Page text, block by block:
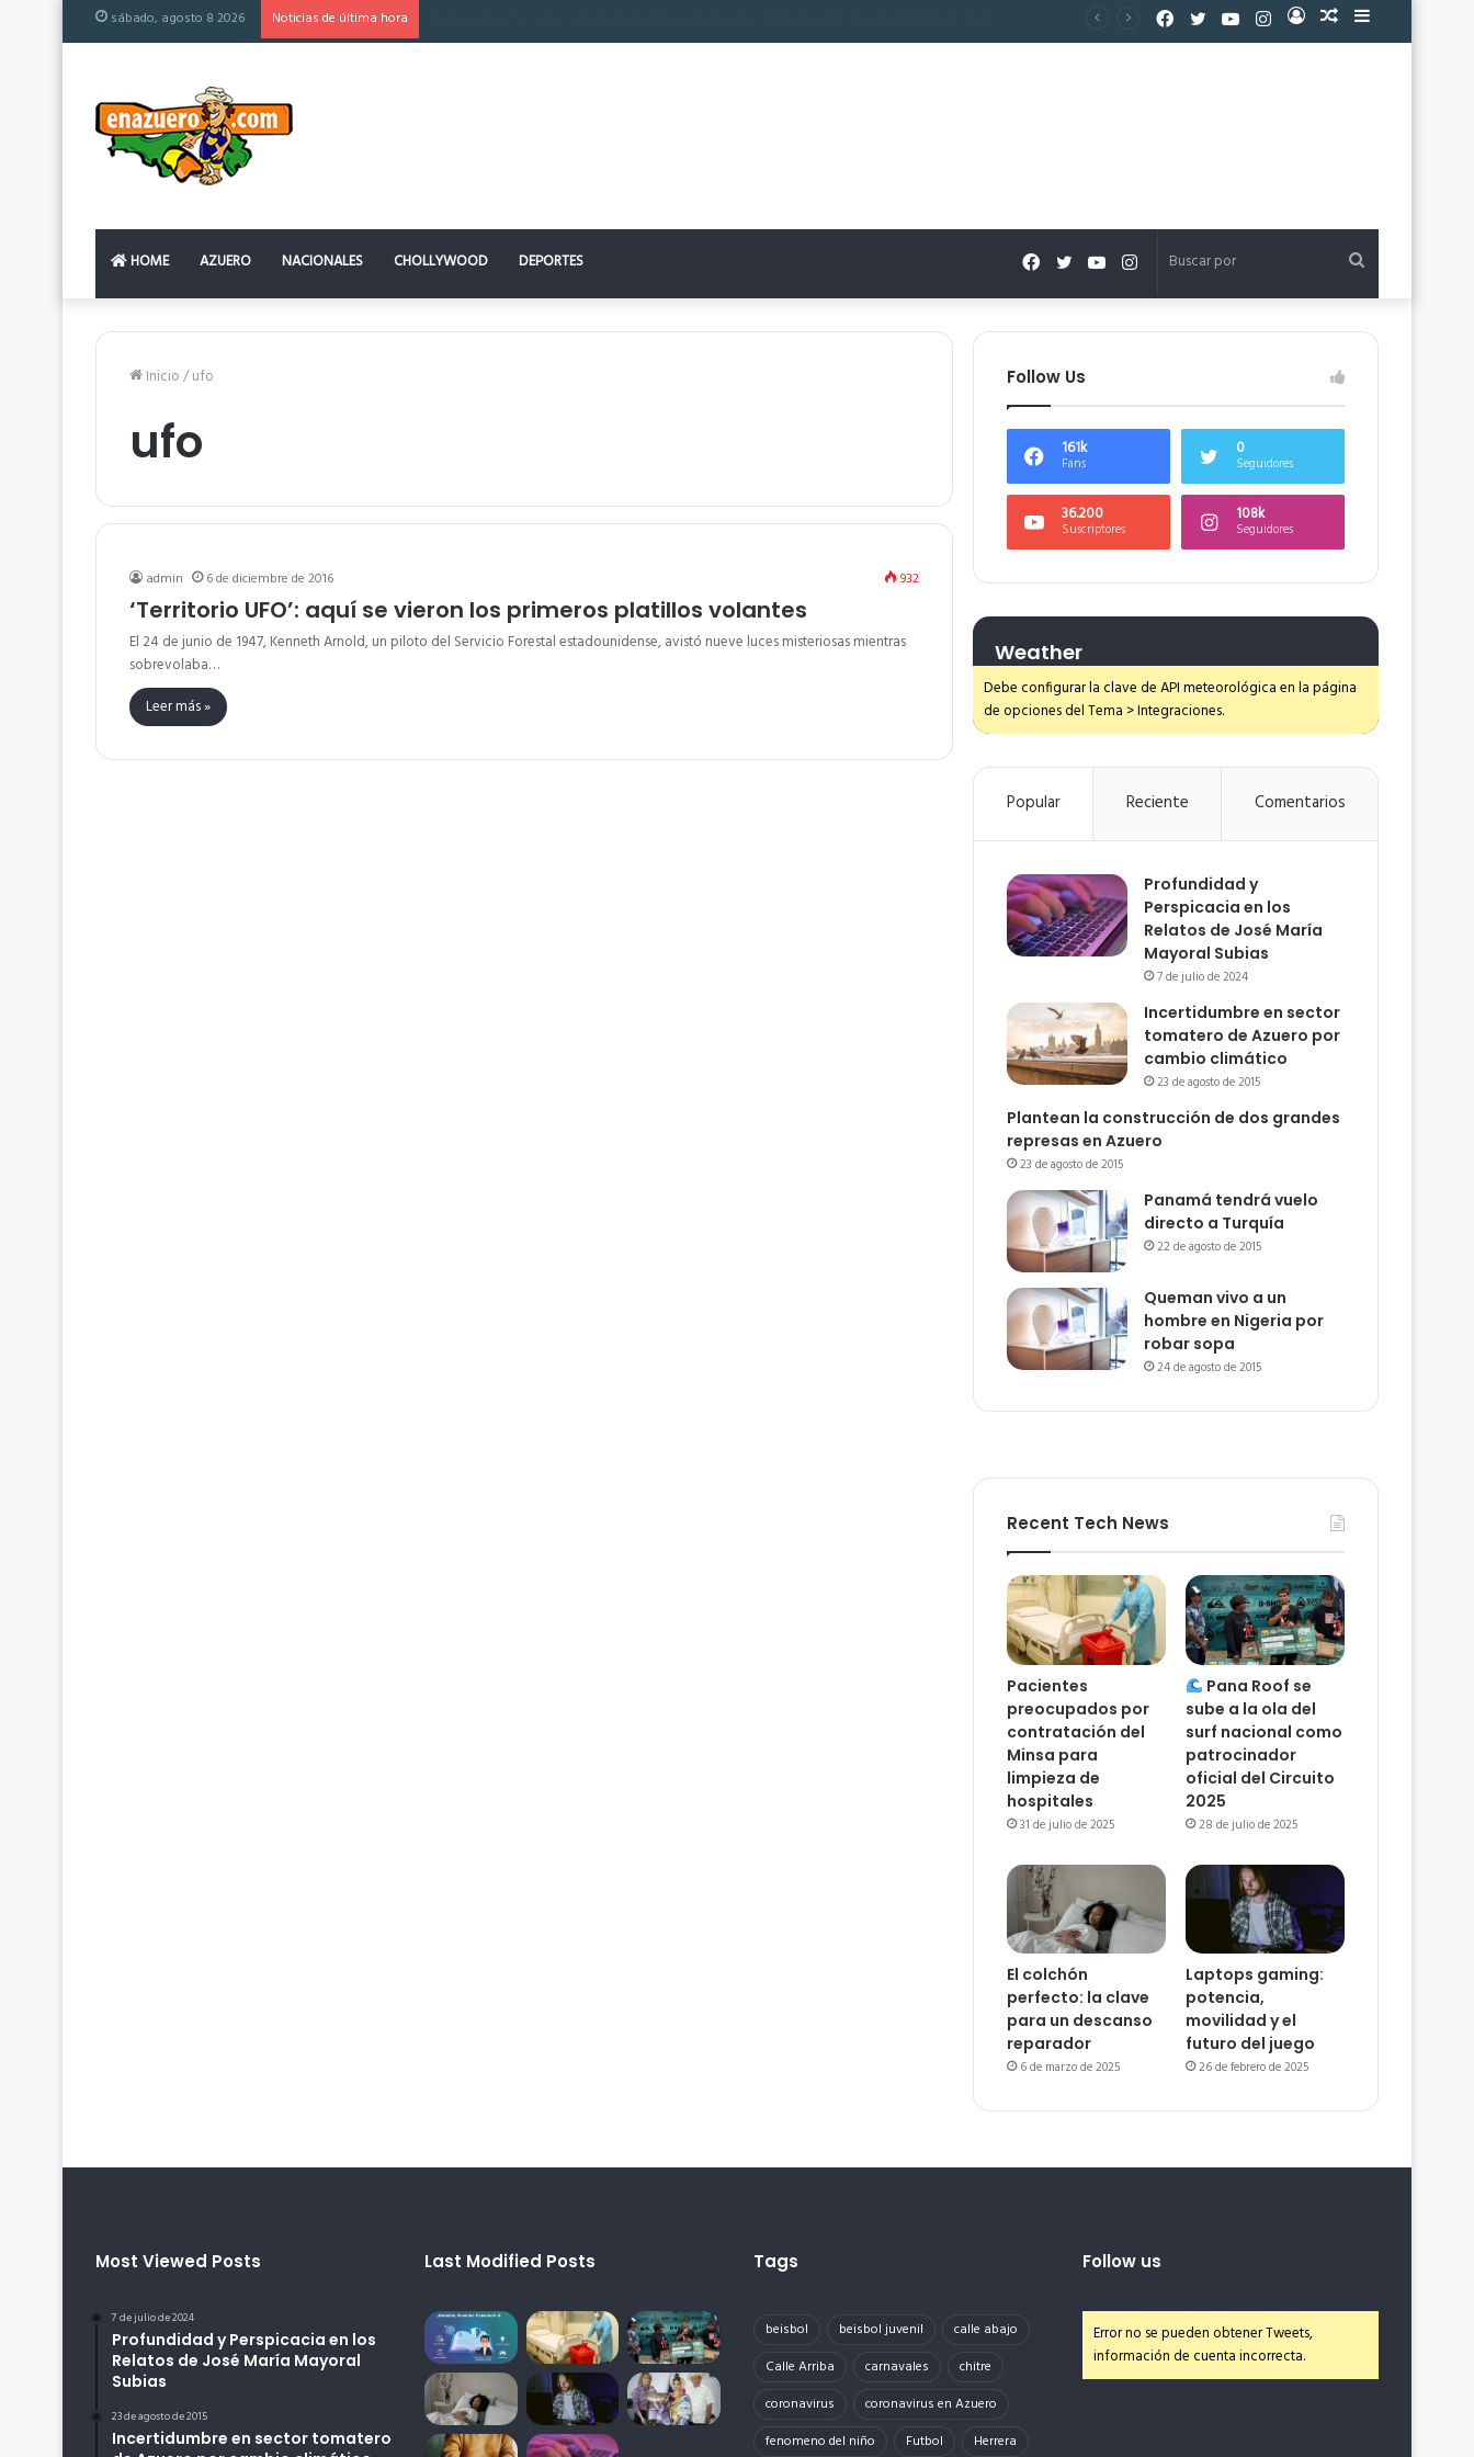
sábado, agosto 8 2026 Noticias de última hora
Barra
Publicación
Acceso
Instagram
YouTube
Twitter
Facebook
HOME AZUERO NACIONALES CHOLLYWOOD DEPORTES Buscar
por
Instagram
YouTube
Twitter
Facebook
Inicio/ufo
ufo
admin 6 de diciembre de 2016 932
‘Territorio UFO’: aquí se vieron los primeros platillos volantes
El 24 de junio de 1947, Kenneth Arnold, un piloto del Servicio Forestal estadounidense, avistó nueve luces misteriosas mientras
sobrevolaba…
Leer más »
Follow Us
161k
Fans
0
Seguidores
36.200
Suscriptores
108k
Seguidores
Weather
Debe configurar la clave de API meteorológica en la página
de opciones del Tema > Integraciones.
Popular Reciente Comentarios
Profundidad y
Perspicacia en los
Relatos de José María
Mayoral Subias
7 de julio de 2024
Incertidumbre en sector
tomatero de Azuero por
cambio climático
23 de agosto de 2015
Plantean la construcción de dos grandes
represas en Azuero
23 de agosto de 2015
Panamá tendrá vuelo
directo a Turquía
22 de agosto de 2015
Queman vivo a un
hombre en Nigeria por
robar sopa
24 de agosto de 2015
Recent Tech News
Pacientes
preocupados por
contratación del
Minsa para
limpieza de
hospitales
31 de julio de 2025
Pana Roof se
sube a la ola del
surf nacional como
patrocinador
oficial del Circuito
2025
28 de julio de 2025
El colchón
perfecto: la clave
para un descanso
reparador
6 de marzo de 2025
Laptops gaming:
potencia,
movilidad y el
futuro del juego
26 de febrero de 2025
Most Viewed Posts
7 de julio de 2024
Profundidad y Perspicacia en los
Relatos de José María Mayoral
Subias
23 de agosto de 2015
Incertidumbre en sector tomatero
Last Modified Posts Tags
beisbol beisbol juvenil
calle abajo
Calle Arriba
carnavales
chitre
coronavirus
coronavirus en Azuero
fenomeno del niño
Futbol
Herrera
Follow us
Error no se pueden obtener Tweets,
información de cuenta incorrecta.